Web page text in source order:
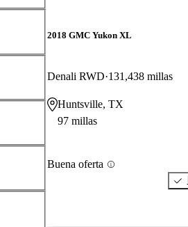
2018 GMC Yukon XL
Denali RWD 131,438 millas
Huntsville, TX
97 millas
Buena oferta